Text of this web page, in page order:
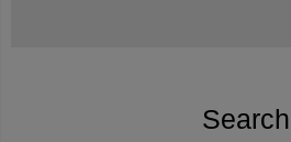
Search